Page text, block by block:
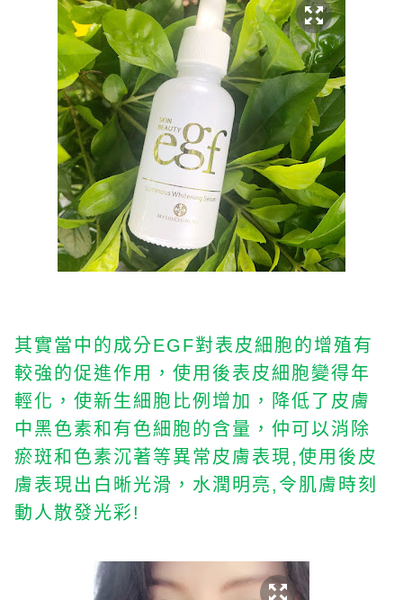
其實當中的成分EGF對表皮細胞的增殖有
較強的促進作用，使用後表皮細胞變得年
輕化，使新生細胞比例增加，降低了皮膚
中黑色素和有色細胞的含量，仲可以消除
瘀斑和色素沉著等異常皮膚表現,使用後皮
膚表現出白晰光滑，水潤明亮, 令肌膚時刻
動人散發光彩!